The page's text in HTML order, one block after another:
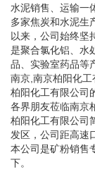
水泥销售、运输一
多家焦炭和水泥生
以来，公司始终坚
是聚合氯化铝、水
品、实验室药品等
南京,南京柏阳化
柏阳化工有限公司
各界朋友莅临南京
柏阳化工有限公司
发区，公司距高速
本公司是矿粉销售
下。